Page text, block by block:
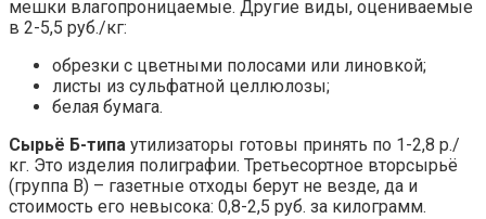
мешки влагопроницаемые. Другие виды, оцениваемые
в 2-5,5 руб./кг:
обрезки с цветными полосами или линовкой;
листы из сульфатной целлюлозы;
белая бумага.
Сырьё Б-типа утилизаторы готовы принять по 1-2,8 р./
кг. Это изделия полиграфии. Третьесортное вторсырьё
(группа В) – газетные отходы берут не везде, да и
стоимость его невысока: 0,8-2,5 руб. за килограмм.